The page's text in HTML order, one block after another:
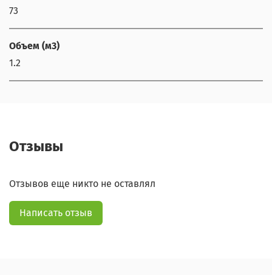
73
Объем (м3)
1.2
Отзывы
Отзывов еще никто не оставлял
Написать отзыв